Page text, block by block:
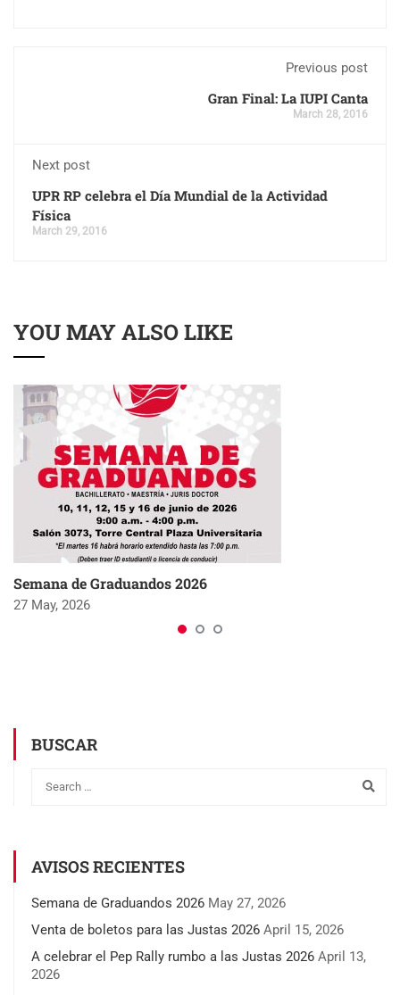
Previous post
Gran Final: La IUPI Canta
March 28, 2016
Next post
UPR RP celebra el Día Mundial de la Actividad
Física
March 29, 2016
YOU MAY ALSO LIKE
Semana de Graduandos 2026
27 May, 2026
BUSCAR
AVISOS RECIENTES
Semana de Graduandos 2026 May 27, 2026
Venta de boletos para las Justas 2026 April 15, 2026
A celebrar el Pep Rally rumbo a las Justas 2026 April 13,
2026